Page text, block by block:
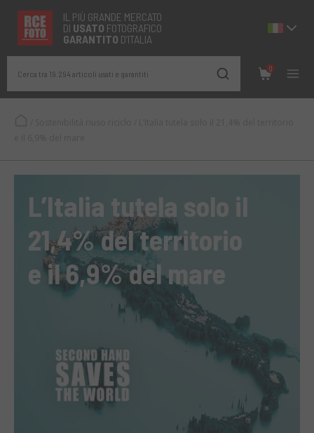
IL PIÙ GRANDE MERCATO
DI USATO FOTOGRAFICO
GARANTITO D’ITALIA
Cerca tra 19.294 articoli usati e garantiti
0
L’Italia tutela solo il
21,4% del territorio
e il 6,9% del mare